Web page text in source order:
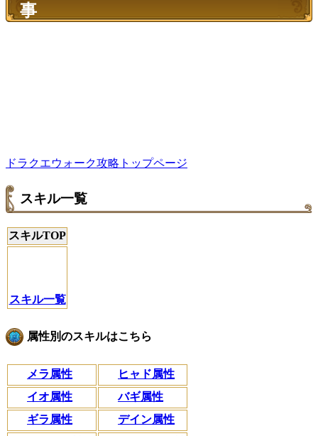
事
ドラクエウォーク攻略トップページ
スキル一覧
スキルTOP
スキル一覧
属性別のスキルはこちら
メラ属性
ヒャド属性
イオ属性
バギ属性
ギラ属性
デイン属性